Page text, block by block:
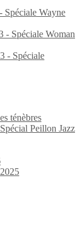
Spéciale Wayne
- Spéciale Woman
- Spéciale
ténèbres
Peillon Jazz